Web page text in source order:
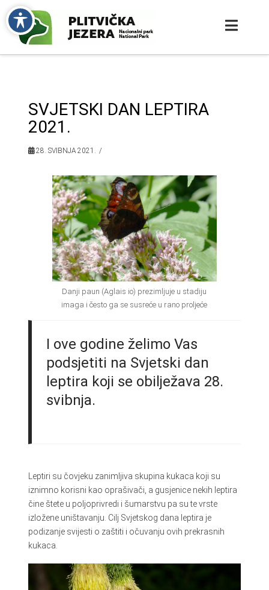
SVJETSKI DAN LEPTIRA
2021.
28. SVIBNJA 2021.
Danji paun (Aglais io) prezimljuje u stadiju
imaga i često ga se susreće u rano proljeće
I ove godine želimo Vas
podsjetiti na Svjetski dan
leptira koji se obilježava 28.
svibnja.
Leptiri su čovjeku zanimljiva skupina kukaca koji su
iznimno korisni kao oprašivači, a gusjenice nekih leptira
čine štete u poljoprivredi i šumarstvu pa su te vrste
izložene uništavanju. Cilj Svjetskog dana leptira je
podizanje svijesti o zaštiti i očuvanju ovih prekrasnih
kukaca.